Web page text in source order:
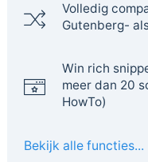
Volledig
Gutenberg-
Win rich
meer dan 20
HowTo)
Bekijk alle functies...